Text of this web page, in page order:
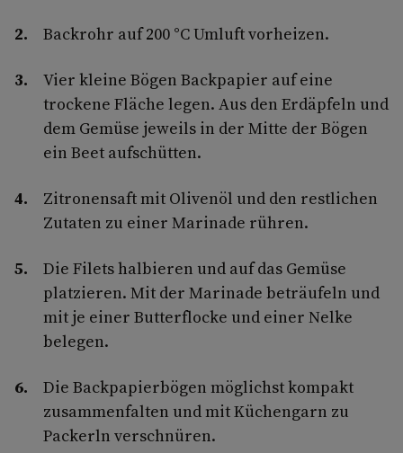
Backrohr auf 200 °C Umluft vorheizen.
Vier kleine Bögen Backpapier auf eine
trockene Fläche legen. Aus den Erdäpfeln und
dem Gemüse jeweils in der Mitte der Bögen
ein Beet aufschütten.
Zitronensaft mit Olivenöl und den restlichen
Zutaten zu einer Marinade rühren.
Die Filets halbieren und auf das Gemüse
platzieren. Mit der Marinade beträufeln und
mit je einer Butterflocke und einer Nelke
belegen.
Die Backpapierbögen möglichst kompakt
zusammenfalten und mit Küchengarn zu
Packerln verschnüren.